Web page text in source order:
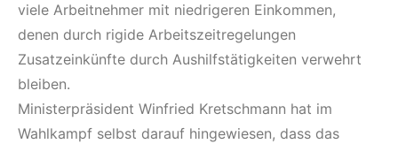
viele Arbeitnehmer mit niedrigeren Einkommen,
denen durch rigide Arbeitszeitregelungen
Zusatzeinkünfte durch Aushilfstätigkeiten verwehrt
bleiben.
Ministerpräsident Winfried Kretschmann hat im
Wahlkampf selbst darauf hingewiesen, dass das